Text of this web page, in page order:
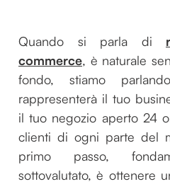
Quando si parla di
commerce, è naturale
fondo, stiamo
rappresenterà il tuo
il tuo negozio aperto 24
clienti di ogni parte del
primo passo,
sottovalutato, è ottenere